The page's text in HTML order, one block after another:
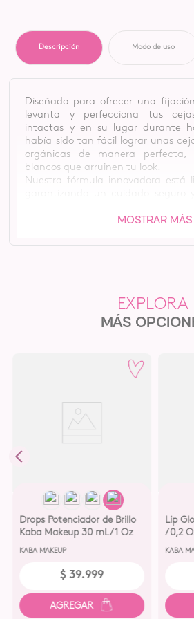
Descripción Modo de uso
Diseñado para ofrecer una
levanta y perfecciona tus
intactas y en su lugar durante
había sido tan fácil lograr unas
orgánicas de manera perfecta,
blancos que arruinen tu look.
Nuestra fórmula innovadora está
manera transparente,
otros productos pueden dejar.
MOSTRAR MÁS
MÁS
Drops Potenciador de Brillo
Kaba Makeup 30 mL/1 Oz
KABA MAKEUP
$ 39.999
Lip
/0,2
KABA